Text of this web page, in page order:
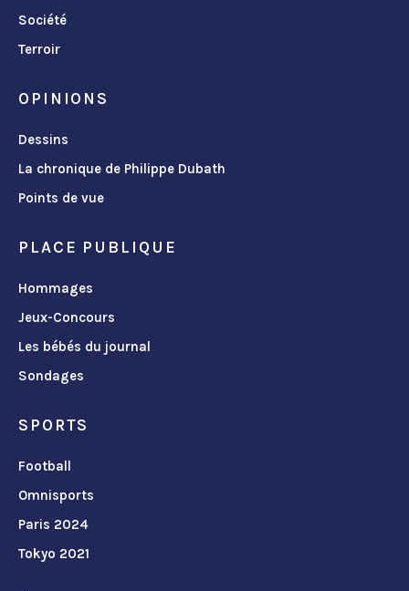
Société
Terroir
OPINIONS
Dessins
La chronique de Philippe Dubath
Points de vue
PLACE PUBLIQUE
Hommages
Jeux-Concours
Les bébés du journal
Sondages
SPORTS
Football
Omnisports
Paris 2024
Tokyo 2021